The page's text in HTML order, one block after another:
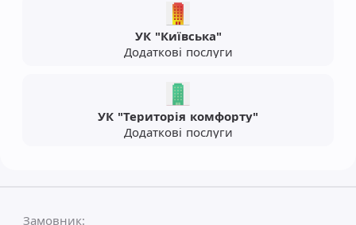
УК "Київська"
Додаткові послуги
УК "Територія комфорту"
Додаткові послуги
Замовник: